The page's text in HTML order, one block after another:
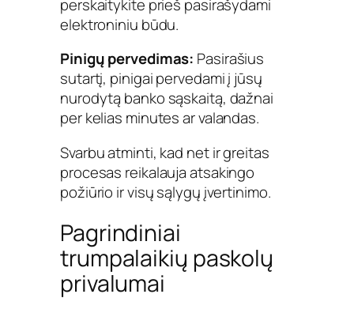
perskaitykite prieš pasirašydami
elektroniniu būdu.
Pinigų pervedimas: Pasirašius
sutartį, pinigai pervedami į jūsų
nurodytą banko sąskaitą, dažnai
per kelias minutes ar valandas.
Svarbu atminti, kad net ir greitas
procesas reikalauja atsakingo
požiūrio ir visų sąlygų įvertinimo.
Pagrindiniai
trumpalaikių paskolų
privalumai